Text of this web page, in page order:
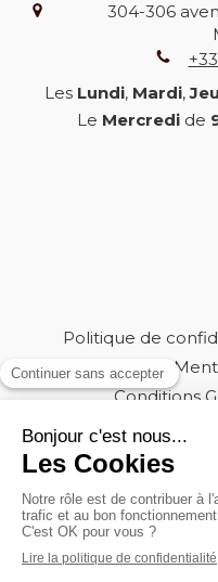
304-306
Les Lundi, Mardi,
Le Mercredi de
Politique de
Conditions
Annuaires